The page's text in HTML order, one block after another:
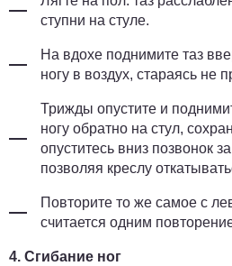
ступни на стуле.
На вдохе поднимите таз
ногу в воздух, стараясь не
Трижды опустите и
ногу обратно на стул,
опуститесь вниз позвонок
позволяя креслу
Повторите то же самое с
считается одним
4. Сгибание ног